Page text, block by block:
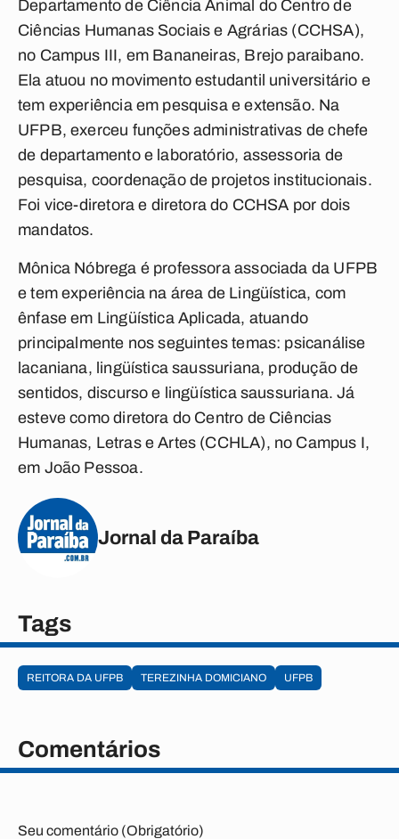
Departamento de Ciência Animal do Centro de
Ciências Humanas Sociais e Agrárias (CCHSA),
no Campus III, em Bananeiras, Brejo paraibano.
Ela atuou no movimento estudantil universitário e
tem experiência em pesquisa e extensão. Na
UFPB, exerceu funções administrativas de chefe
de departamento e laboratório, assessoria de
pesquisa, coordenação de projetos institucionais.
Foi vice-diretora e diretora do CCHSA por dois
mandatos.
Mônica Nóbrega é professora associada da UFPB
e tem experiência na área de Lingüística, com
ênfase em Lingüística Aplicada, atuando
principalmente nos seguintes temas: psicanálise
lacaniana, lingüística saussuriana, produção de
sentidos, discurso e lingüística saussuriana. Já
esteve como diretora do Centro de Ciências
Humanas, Letras e Artes (CCHLA), no Campus I,
em João Pessoa.
Jornal da Paraíba
Tags
REITORA DA UFPB TEREZINHA DOMICIANO UFPB
Comentários
Seu comentário (Obrigatório)